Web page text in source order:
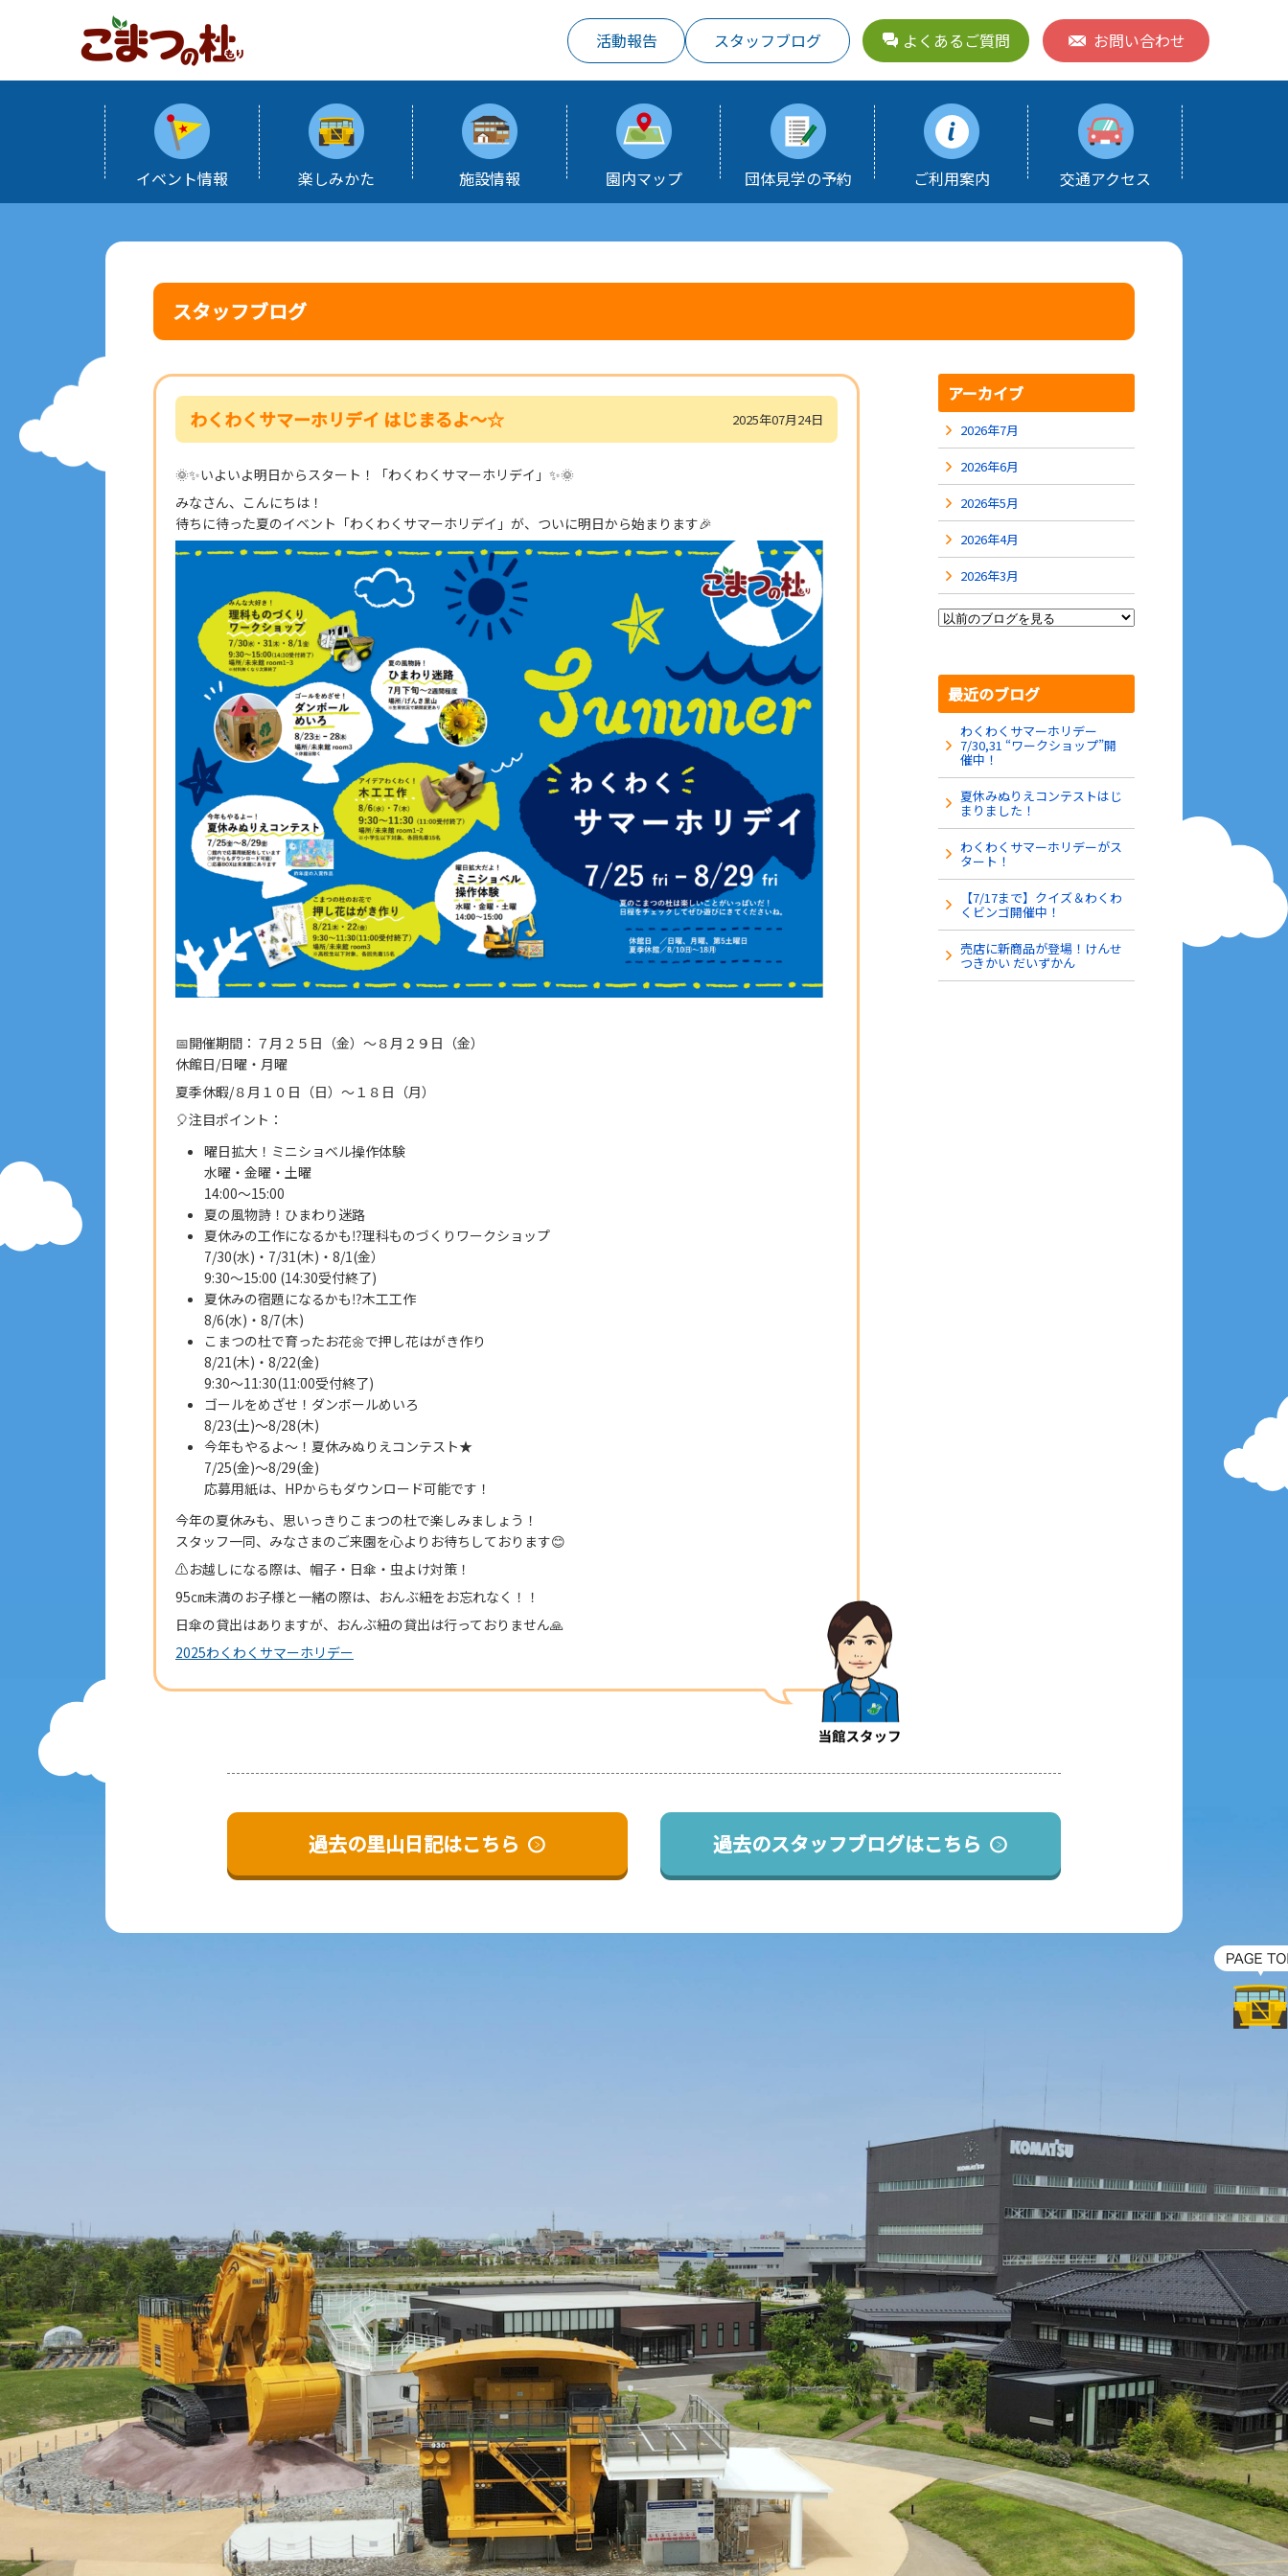
活動報告 スタッフブログ よくあるご質問 お問い合わせ
イベント情報 楽しみかた 施設情報 園内マップ 団体見学の予約 ご利用案内 交通アクセス
スタッフブログ
わくわくサマーホリデイ はじまるよ～☆ 2025年07月24日
🌞✨いよいよ明日からスタート！「わくわくサマーホリデイ」✨🌞
みなさん、こんにちは！
待ちに待った夏のイベント「わくわくサマーホリデイ」が、ついに明日から始まります🎉
📅開催期間：７月２５日（金）〜８月２９日（金）
休館日/日曜・月曜
夏季休暇/８月１０日（日）～１８日（月）
🎈注目ポイント：
曜日拡大！ミニショベル操作体験
水曜・金曜・土曜
14:00～15:00
夏の風物詩！ひまわり迷路
夏休みの工作になるかも⁉理科ものづくりワークショップ
7/30(水)・7/31(木)・8/1(金）
9:30～15:00 (14:30受付終了)
夏休みの宿題になるかも⁉木工工作
8/6(水)・8/7(木)
こまつの杜で育ったお花🌼で押し花はがき作り
8/21(木)・8/22(金)
9:30～11:30(11:00受付終了)
ゴールをめざせ！ダンボールめいろ
8/23(土)～8/28(木)
今年もやるよ～！夏休みぬりえコンテスト★
7/25(金)～8/29(金)
応募用紙は、HPからもダウンロード可能です！
今年の夏休みも、思いっきりこまつの杜で楽しみましょう！
スタッフ一同、みなさまのご来園を心よりお待ちしております😊
⚠️お越しになる際は、帽子・日傘・虫よけ対策！
95㎝未満のお子様と一緒の際は、おんぶ紐をお忘れなく！！
日傘の貸出はありますが、おんぶ紐の貸出は行っておりません🙏
2025わくわくサマーホリデー
アーカイブ
2026年7月
2026年6月
2026年5月
2026年4月
2026年3月
最近のブログ
わくわくサマーホリデー
7/30,31 “ワークショップ”開
催中！
夏休みぬりえコンテストはじ
まりました！
わくわくサマーホリデーがス
タート！
【7/17まで】クイズ＆わくわ
くビンゴ開催中！
売店に新商品が登場！けんせ
つきかい だいずかん
過去の里山日記はこちら 過去のスタッフブログはこちら